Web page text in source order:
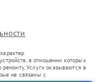
в отношении которых
Услуги оказываются в
не связаны с